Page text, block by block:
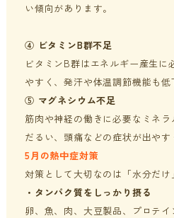
い傾向があります。
④ ビタミンB群不足
ビタミンB群はエネルギー産生に
やすく、発汗や体温調節機能も低
⑤ マグネシウム不足
筋肉や神経の働きに必要なミネラ
だるい、頭痛などの症状が出やす
5月の熱中症対策
対策として大切なのは「水分だけ
・タンパク質をしっかり摂る
卵、魚、肉、大豆製品、プロテ